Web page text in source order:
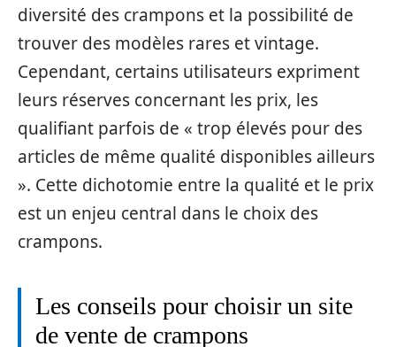
diversité des crampons et la possibilité de
trouver des modèles rares et vintage.
Cependant, certains utilisateurs expriment
leurs réserves concernant les prix, les
qualifiant parfois de « trop élevés pour des
articles de même qualité disponibles ailleurs
». Cette dichotomie entre la qualité et le prix
est un enjeu central dans le choix des
crampons.
Les conseils pour choisir un site
de vente de crampons